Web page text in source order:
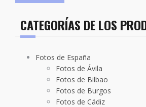
CATEGORÍAS DE LOS
Fotos de España
Fotos de Ávila
Fotos de Bilbao
Fotos de Burgos
Fotos de Cádiz